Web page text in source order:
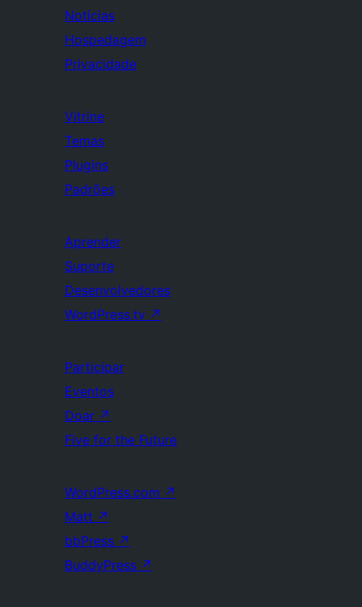
Notícias
Hospedagem
Privacidade
Vitrine
Temas
Plugins
Padrões
Aprender
Suporte
Desenvolvedores
WordPress.tv ↗
Participar
Eventos
Doar ↗
Five for the Future
WordPress.com ↗
Matt ↗
bbPress ↗
BuddyPress ↗